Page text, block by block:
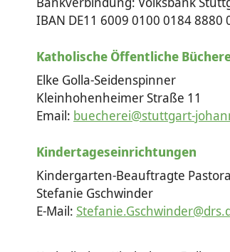
IBAN DE11 6009 0100 0184 8880
Katholische Öffentliche
Elke Golla-Seidenspinner
Kleinhohenheimer Straße 11
Email: buecherei@stuttgart-
Kindertageseinrichtungen
Kindergarten-Beauftragte
Stefanie Gschwinder
E-Mail: